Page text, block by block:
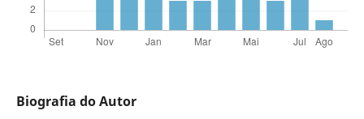
Biografia do Autor